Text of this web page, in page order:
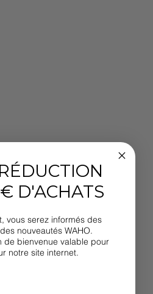
D'ACHATS
vous serez informés des
nouveautés WAHO.
de bienvenue valable pour
notre site internet.